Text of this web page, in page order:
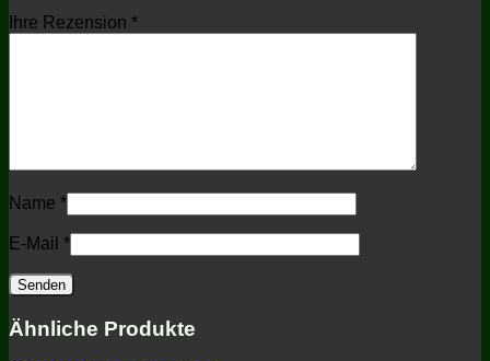
Ihre Rezension *
Name *
E-Mail *
Ähnliche Produkte